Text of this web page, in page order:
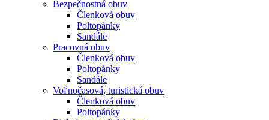
Bezpečnostná obuv
Členková obuv
Poltopánky
Sandále
Pracovná obuv
Členková obuv
Poltopánky
Sandále
Voľnočasová, turistická obuv
Členková obuv
Poltopánky